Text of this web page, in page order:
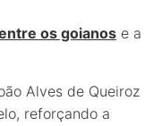
os goianos e a
Alves de Queiroz
reforçando a